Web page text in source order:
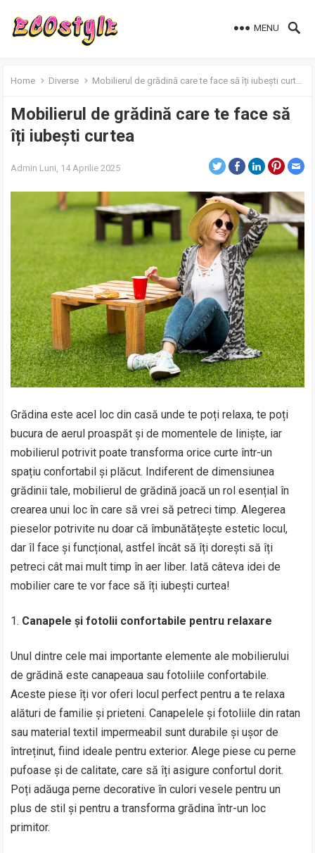
MENU
Home Diverse Mobilierul de grădină care te face să îți iubești curtea
Mobilierul de grădină care te face să
îți iubești curtea
Admin Luni, 14 Aprilie 2025
Grădina este acel loc din casă unde te poți relaxa, te poți
bucura de aerul proaspăt și de momentele de liniște, iar
mobilierul potrivit poate transforma orice curte într-un
spațiu confortabil și plăcut. Indiferent de dimensiunea
grădinii tale, mobilierul de grădină joacă un rol esențial în
crearea unui loc în care să vrei să petreci timp. Alegerea
pieselor potrivite nu doar că îmbunătățește estetic locul,
dar îl face și funcțional, astfel încât să îți dorești să îți
petreci cât mai mult timp în aer liber. Iată câteva idei de
mobilier care te vor face să îți iubești curtea!
Canapele și fotolii confortabile pentru relaxare
Unul dintre cele mai importante elemente ale mobilierului
de grădină este canapeaua sau fotoliile confortabile.
Aceste piese îți vor oferi locul perfect pentru a te relaxa
alături de familie și prieteni. Canapelele și fotoliile din ratan
sau material textil impermeabil sunt durabile și ușor de
întreținut, fiind ideale pentru exterior. Alege piese cu perne
pufoase și de calitate, care să îți asigure confortul dorit.
Poți adăuga perne decorative în culori vesele pentru un
plus de stil și pentru a transforma grădina într-un loc
primitor.